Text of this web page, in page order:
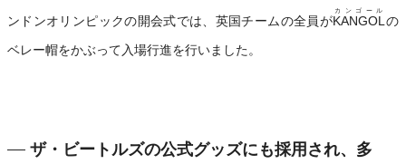
ンドンオリンピックの開会式では、英国チームの全員がKANGOL
カンゴール
の
ベレー帽をかぶって入場行進を行いました。
ザ・ビートルズの公式グッズにも採用され、多